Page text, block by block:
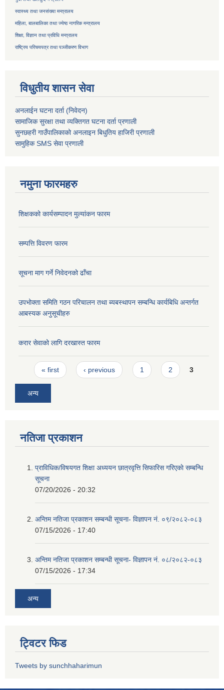
स्वास्थ्य तथा जनसंख्या मन्त्रालय
महिला, बालबालिका तथा ज्येष्ठ नागरिक मन्त्रालय
शिक्षा, विज्ञान तथा प्रविधि मन्त्रालय
राष्ट्रिय परिचयपत्र तथापञ्जीकरण विभाग
विधुतीय शासन सेवा
अनलाईन घटना दर्ता (निवेदन)
सामाजिक सुरक्षा तथा व्यक्तिगत घटना दर्ताप्रणाली
सुनछहरी गाउँपालिकाको अनलाइन बिधुतिय हाजिरी प्रणाली
सामुहिकSMS सेवाप्रणाली
नमुना फारमहरु
शिक्षकको कार्यसम्पादन मुल्यांकन फारम
सम्पत्ति विवरण फारम
सूचना माग गर्ने निवेदनको ढाँचा
उपभोक्ता समिति गठन परिचालन तथा ब्यबस्थापन सम्बन्धि कार्यबिधि अन्तर्गत
आबस्यक अनुसूचीहरु
करार सेवाको लागि दरखास्त फारम
Pages
« first ‹ previous 1 2 3
अन्य
नतिजा प्रकाशन
प्राविधिक/विषयगत शिक्षा अध्ययन छात्रवृत्ति सिफारिस गरिएकाे सम्बन्धि
सूचना
07/20/2026 - 20:32
अन्तिम नतिजा प्रकाशन सम्बन्धी सूचना- विज्ञापन नं. ०९/२०८२-०८३
07/15/2026 - 17:40
अन्तिम नतिजा प्रकाशन सम्बन्धी सूचना- विज्ञापन नं. ०८/२०८२-०८३
07/15/2026 - 17:34
अन्य
ट्विटर फिड
Tweets by sunchhaharimun